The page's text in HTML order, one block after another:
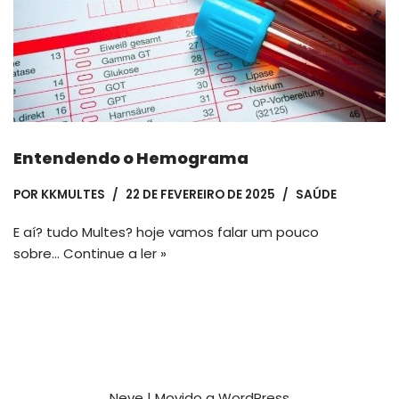
Entendendo o Hemograma
POR KKMULTES 22 DE FEVEREIRO DE 2025 SAÚDE
E aí? tudo Multes? hoje vamos falar um pouco
sobre… Continue a ler »